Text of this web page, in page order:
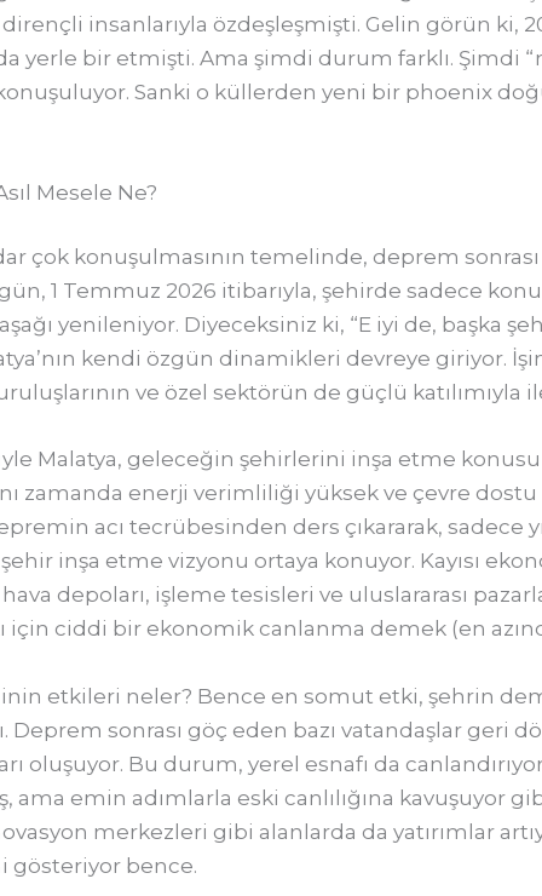
insanlarıyla özdeşleşmişti. Gelin görün ki,
yerle bir etmişti. Ama şimdi durum farklı. Şimdi
konuşuluyor. Sanki o küllerden yeni bir phoenix
Mesele Ne?
çok konuşulmasının temelinde, deprem
1 Temmuz 2026 itibarıyla, şehirde sadece
yenileniyor. Diyeceksiniz ki, “E iyi de, başka
kendi özgün dinamikleri devreye giriyor.
ve özel sektörün de güçlü katılımıyla
Malatya, geleceğin şehirlerini inşa etme
zamanda enerji verimliliği yüksek ve çevre dostu
acı tecrübesinden ders çıkararak, sadece
inşa etme vizyonu ortaya konuyor. Kayısı
depoları, işleme tesisleri ve uluslararası
için ciddi bir ekonomik canlanma demek (en
etkileri neler? Bence en somut etki, şehrin
sonrası göç eden bazı vatandaşlar geri
oluşuyor. Bu durum, yerel esnafı da
ama emin adımlarla eski canlılığına kavuşuyor
merkezleri gibi alanlarda da yatırımlar
gösteriyor bence.